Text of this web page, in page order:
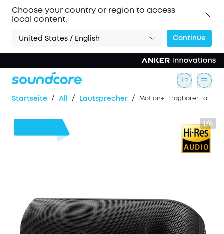
Choose your country or region to access
local content.
United States / English Continue
Startseite / All / Lautsprecher / Motion+ | Tragbarer Lautsprecher mit intensivem Bass
1/6